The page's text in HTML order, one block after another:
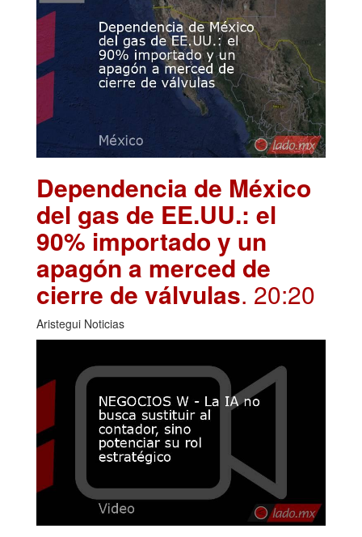
Dependencia de México
del gas de EE.UU.: el
90% importado y un
apagón a merced de
cierre de válvulas. 20:20
Aristegui Noticias